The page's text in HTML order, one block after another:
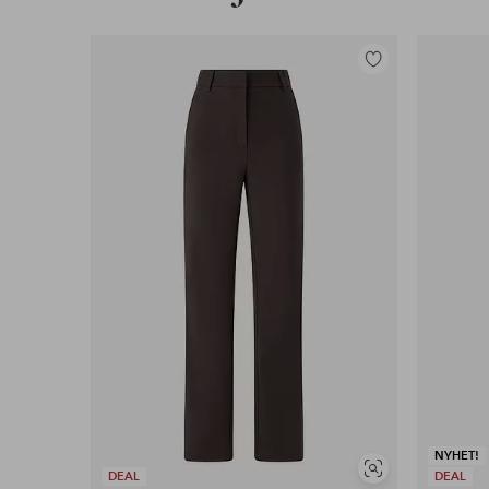
DEAL
Visa
Lägg
NYHET!
DEAL